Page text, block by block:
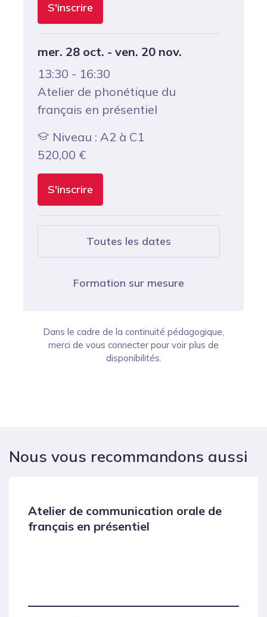
S'inscrire
mer. 28 oct. - ven. 20 nov.
13:30 - 16:30
Atelier de phonétique du
français en présentiel
Niveau : A2 à C1
520,00 €
S'inscrire
Toutes les dates
Formation sur mesure
Dans le cadre de la continuité pédagogique,
merci de vous connecter pour voir plus de
disponibilités.
Nous vous recommandons aussi
Atelier de communication orale de
français en présentiel